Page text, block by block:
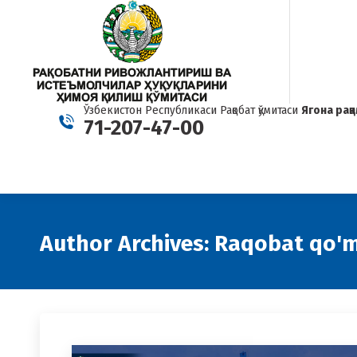
Ўзбекистон Республикаси Рақобат қўмитаси Ягона
71-207-47-00
Author Archives: Raqobat